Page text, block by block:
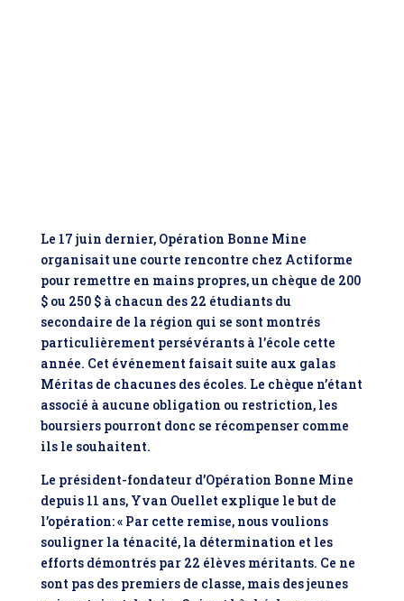
Le 17 juin dernier, Opération Bonne Mine
organisait une courte rencontre chez Actiforme
pour remettre en mains propres, un chèque de 200
$ ou 250 $ à chacun des 22 étudiants du
secondaire de la région qui se sont montrés
particulièrement persévérants à l’école cette
année. Cet événement faisait suite aux galas
Méritas de chacunes des écoles. Le chèque n’étant
associé à aucune obligation ou restriction, les
boursiers pourront donc se récompenser comme
ils le souhaitent.
Le président-fondateur d’Opération Bonne Mine
depuis 11 ans, Yvan Ouellet explique le but de
l’opération: « Par cette remise, nous voulions
souligner la ténacité, la détermination et les
efforts démontrés par 22 élèves méritants. Ce ne
sont pas des premiers de classe, mais des jeunes